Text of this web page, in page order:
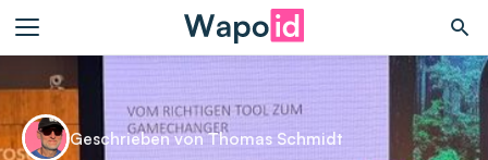
Geschrieben von Thomas Schmidt